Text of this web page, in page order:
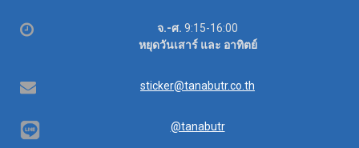
Office
จ.-ศ. 9:15-16:00
หยุดวันเสาร์ และ อาทิตย์
Email sticker@tanabutr.co.th
@tanabutr